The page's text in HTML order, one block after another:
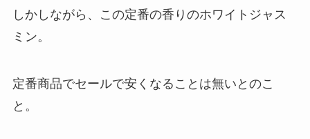
しかしながら、この定番の香りのホワイトジャス
ミン。
定番商品でセールで安くなることは無いとのこ
と。